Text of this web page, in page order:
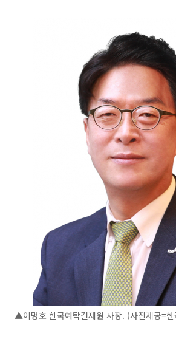
▲이명호 한국예탁결제원 사장. (사진제공=한